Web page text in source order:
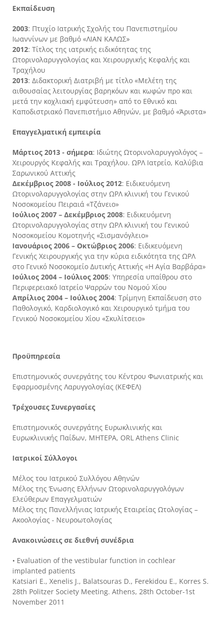
Εκπαίδευση
2003: Πτυχίο Ιατρικής Σχολής του Πανεπιστημίου
Ιωαννίνων με βαθμό «ΛΙΑΝ ΚΑΛΩΣ»
2012: Τίτλος της ιατρικής ειδικότητας της
Ωτορινολαρυγγολογίας και Χειρουργικής Κεφαλής και
Τραχήλου
2013: Διδακτορική Διατριβή με τίτλο «Μελέτη της
αιθουσαίας λειτουργίας βαρηκόων και κωφών προ και
μετά την κοχλιακή εμφύτευση» από το Εθνικό και
Καποδιστριακό Πανεπιστήμιο Αθηνών, με βαθμό «Άριστα»
Επαγγελματική εμπειρία
Μάρτιος 2013 - σήμερα: Ιδιώτης Ωτορινολαρυγγολόγος –
Χειρουργός Κεφαλής και Τραχήλου. ΩΡΛ Ιατρείο, Καλύβια
Σαρωνικού Αττικής
Δεκέμβριος 2008 - Ιούλιος 2012: Ειδικευόμενη
Ωτορινολαρυγγολογίας στην ΩΡΛ κλινική του Γενικού
Νοσοκομείου Πειραιά «Τζάνειο»
Ιούλιος 2007 – Δεκέμβριος 2008: Ειδικευόμενη
Ωτορινολαρυγγολογίας στην ΩΡΛ κλινική του Γενικού
Νοσοκομείου Κομοτηνής «Σισμανόγλειο»
Ιανουάριος 2006 – Οκτώβριος 2006: Ειδικευόμενη
Γενικής Χειρουργικής για την κύρια ειδικότητα της ΩΡΛ
στο Γενικό Νοσοκομείο Δυτικής Αττικής «Η Αγία Βαρβάρα»
Ιούλιος 2004 – Ιούλιος 2005: Υπηρεσία υπαίθρου στο
Περιφερειακό Ιατρείο Ψαρρών του Νομού Χίου
Απρίλιος 2004 – Ιούλιος 2004: Τρίμηνη Εκπαίδευση στο
Παθολογικό, Καρδιολογικό και Χειρουργικό τμήμα του
Γενικού Νοσοκομείου Χίου «Σκυλίτσειο»
Προϋπηρεσία
Επιστημονικός συνεργάτης του Κέντρου Φωνιατρικής και
Εφαρμοσμένης Λαρυγγολογίας (ΚΕΦΕΛ)
Τρέχουσες Συνεργασίες
Επιστημονικός συνεργάτης Ευρωκλινικής και
Ευρωκλινικής Παίδων, ΜΗΤΕΡΑ, ORL Athens Clinic
Ιατρικοί Σύλλογοι
Μέλος του Ιατρικού Συλλόγου Αθηνών
Μέλος της Ένωσης Ελλήνων Ωτορινολαρυγγολόγων
Ελεύθερων Επαγγελματιών
Μέλος της Πανελλήνιας Ιατρικής Εταιρείας Ωτολογίας –
Ακοολογίας - Νευροωτολογίας
Ανακοινώσεις σε διεθνή συνέδρια
• Evaluation of the vestibular function in cochlear
implanted patients
Katsiari E., Xenelis J., Balatsouras D., Ferekidou E., Korres S.
28th Politzer Society Meeting. Athens, 28th October-1st
November 2011